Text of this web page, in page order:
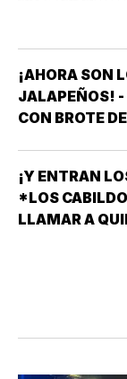
¡AHORA SON
JALAPEÑOS!
CON BROTE
¡Y ENTRAN
*LOS
LLAMAR A